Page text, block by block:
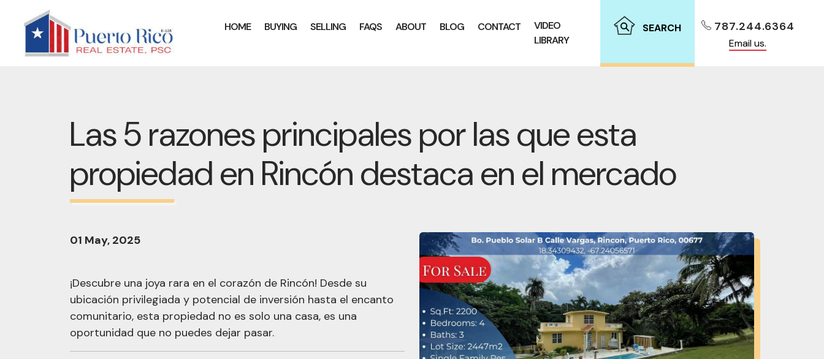
HOME BUYING SELLING FAQS ABOUT BLOG CONTACT
VIDEO
LIBRARY
SEARCH 787.244.6364
Email us.
Las 5 razones principales por las que esta
propiedad en Rincón destaca en el mercado
01 May, 2025
¡Descubre una joya rara en el corazón de Rincón! Desde su
ubicación privilegiada y potencial de inversión hasta el encanto
comunitario, esta propiedad no es solo una casa, es una
oportunidad que no puedes dejar pasar.